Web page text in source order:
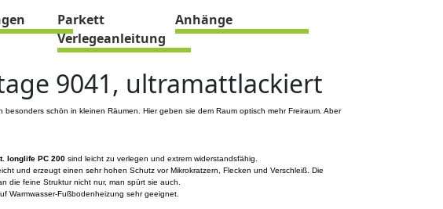
Parkett
Verlegeanleitung
Anhänge
9041, ultramattlackiert
schön in kleinen Räumen. Hier geben sie dem Raum optisch mehr Freiraum. Aber
longlife PC 200 sind leicht zu verlegen und extrem widerstandsfähig.
und erzeugt einen sehr hohen Schutz vor Mikrokratzern, Flecken und Verschleiß. Die
die feine Struktur nicht nur, man spürt sie auch.
Warmwasser-Fußbodenheizung sehr geeignet.